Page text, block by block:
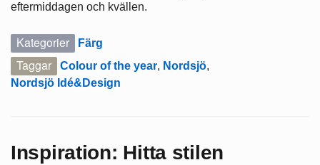
eftermiddagen och kvällen.
Kategorier Färg
Taggar Colour of the year, Nordsjö,
Nordsjö Idé&Design
Inspiration: Hitta stilen